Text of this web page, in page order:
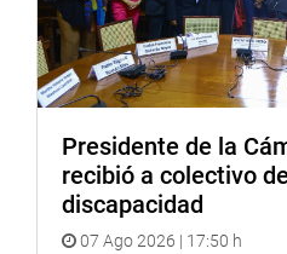
OFICINA DE
Presidente de la
recibió a colectivo
discapacidad
07 Ago 2026 | 17:50 h